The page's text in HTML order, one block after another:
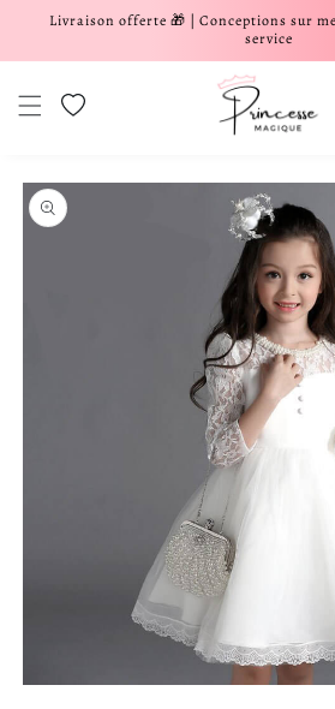
et passer au contenu
Livraison offerte 🎁 | Conceptions sur
service
Liste de souhaits
informations produits